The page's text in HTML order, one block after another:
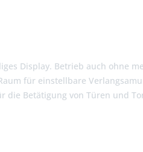
Display. Betrieb auch ohne
für einstellbare
Betätigung von Türen und